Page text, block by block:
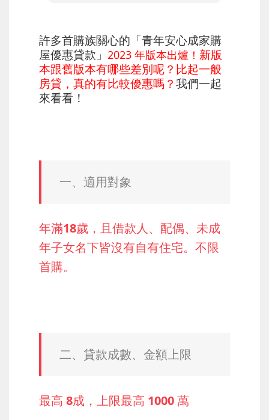
許多首購族關心的「青年安心成家購
屋優惠貸款」 2023 年版本出爐！ 新版
本跟舊版本有哪些差別呢？比起一般
房貸，真的有比較優惠嗎？ 我們一起
來看看！
一、適用對象
年滿18歲，且借款人、配偶、未成
年子女名下皆沒有自有住宅。不限
首購。
二、貸款成數、金額上限
最高 8成，上限最高 1000 萬